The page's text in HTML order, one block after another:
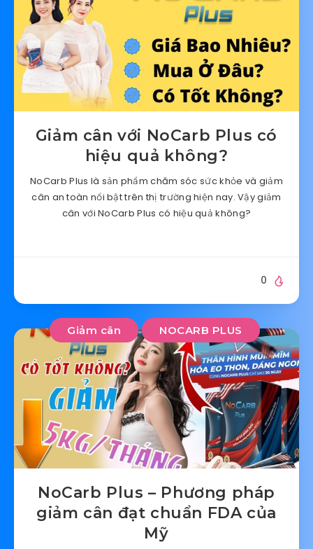
Giảm cân với NoCarb Plus có
hiệu quả không?
NoCarb Plus là sản phẩm chăm sóc sức khỏe và giảm
cân an toàn nổi bật trên thị trường hiện nay. Vậy giảm
cân với NoCarb Plus có hiệu quả không?
0
Giảm cân NOCARB PLUS
NoCarb Plus – Phương pháp
giảm cân đạt chuẩn FDA của
Mỹ